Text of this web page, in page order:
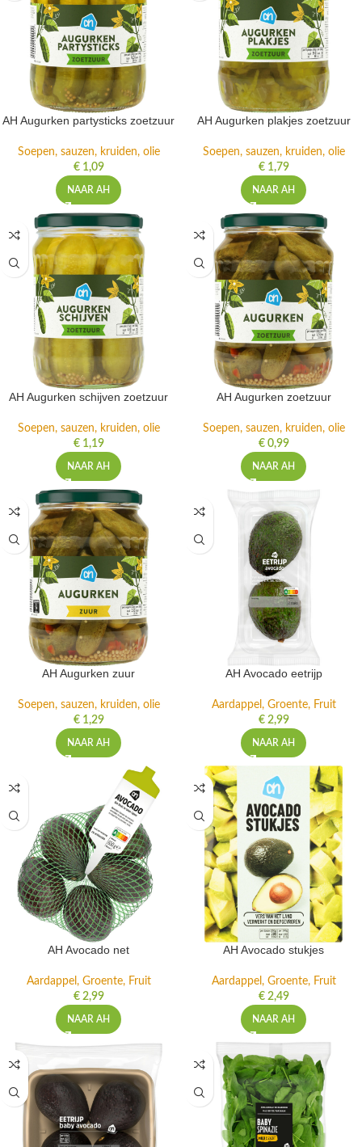
AH Augurken partysticks zoetzuur
Soepen, sauzen, kruiden, olie
€1,09
NAAR AH
AH Augurken plakjes zoetzuur
Soepen, sauzen, kruiden, olie
€1,79
NAAR AH
AH Augurken schijven zoetzuur
Soepen, sauzen, kruiden, olie
€1,19
NAAR AH
AH Augurken zoetzuur
Soepen, sauzen, kruiden, olie
€0,99
NAAR AH
AH Augurken zuur
Soepen, sauzen, kruiden, olie
€1,29
NAAR AH
AH Avocado eetrijp
Aardappel, Groente, Fruit
€2,99
NAAR AH
AH Avocado net
Aardappel, Groente, Fruit
€2,99
NAAR AH
AH Avocado stukjes
Aardappel, Groente, Fruit
€2,49
NAAR AH